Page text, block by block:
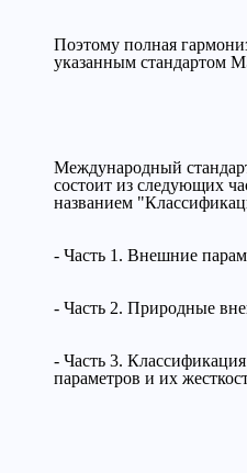
Поэтому полная
указанным стандартом
Международный
состоит из следующих
названием
- Часть 1. Внешние
- Часть 2. Природные
- Часть 3.
параметров и их